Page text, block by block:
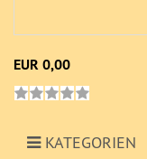
EUR 0,00
KATEGORIEN